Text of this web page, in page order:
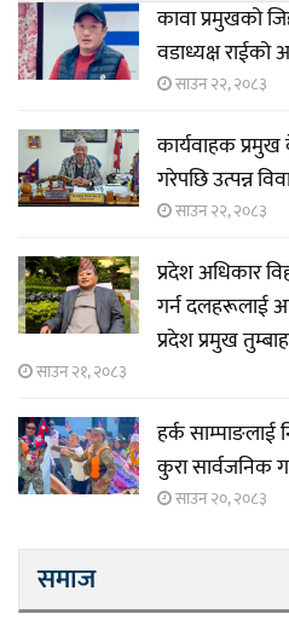
कावा प्रमुखको
वडाध्यक्ष राईको
साउन २२, २०८३
कार्यवाहक प्रमुख
गरेपछि उत्पन्न
साउन २२, २०८३
प्रदेश अधिकार
गर्न दलहरूलाई
प्रदेश प्रमुख
साउन २१, २०८३
हर्क साम्पाङलाई
कुरा सार्वजनिक
साउन २०, २०८३
समाज